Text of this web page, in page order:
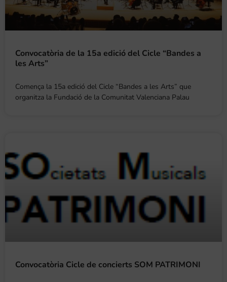
Convocatòria de la 15a edició del Cicle “Bandes a
les Arts”
Comença la 15a edició del Cicle “Bandes a les Arts” que
organitza la Fundació de la Comunitat Valenciana Palau
Convocatòria Cicle de concierts SOM PATRIMONI